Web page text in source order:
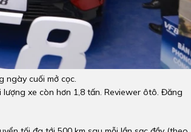
ngày cuối mở cọc.
xe còn hơn 1,8 tấn. Reviewer ôtô. Đăng